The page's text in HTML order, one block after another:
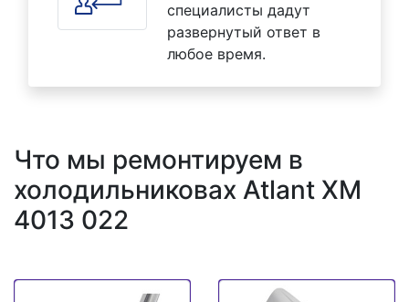
специалисты дадут
развернутый ответ в
любое время.
Что мы ремонтируем в
холодильниковах Atlant XM
4013 022